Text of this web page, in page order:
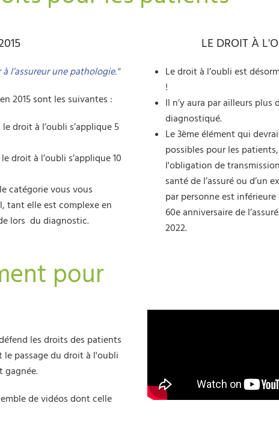
l’assureur une pathologie."
2015 sont les suivantes :
droit à l’oubli s’applique 5
droit à l’oubli s’applique 10
catégorie vous vous
tant elle est complexe en
lors du diagnostic.
LE DROIT À
Le droit à l’oubli est
!
Il n’y aura par ailleurs
diagnostiqué.
Le 3ème élément qui
possibles pour les
l'obligation de
santé de l’assuré ou d’un
par personne est
60e anniversaire de
2022.
pour
les droits des patients
passage du droit à l'oubli
gagnée.
de vidéos dont celle